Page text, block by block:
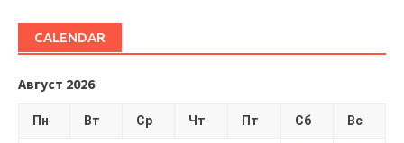
CALENDAR
Август 2026
Пн Вт Ср Чт Пт Сб Вс